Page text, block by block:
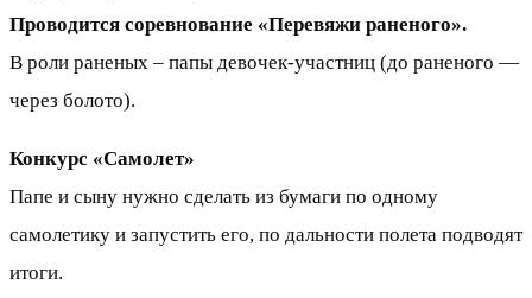
Проводится соревнование «Перевяжи раненого».
В роли раненых – папы девочек-участниц (до раненого —
через болото).
Конкурс «Самолет»
Папе и сыну нужно сделать из бумаги по одному
самолетику и запустить его, по дальности полета подводят
итоги.